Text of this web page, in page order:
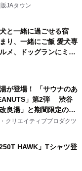
０日の定例企画～
JAタウン
と一緒に過ごせる宿
り、一緒にご飯 愛犬専
メ、ドッグランにミニ
ングとトレーラーハウ
が登場！ 「サウナのあ
」第2弾 渋谷
良湯」と期間限定のコ
サウナイキタイコラ
決定！
クリエイティブプロダクツ
HAWK」Tシャツ登